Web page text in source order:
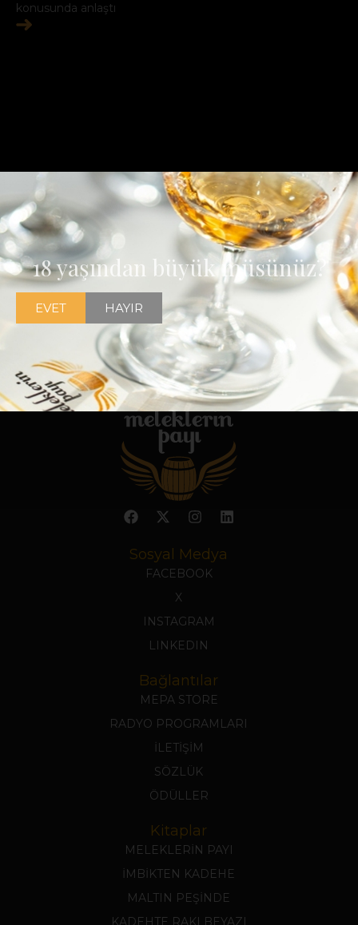
konusunda anlaştı
Sosyal Medya
FACEBOOK
X
INSTAGRAM
LINKEDIN
Bağlantılar
MEPA STORE
RADYO PROGRAMLARI
İLETİŞİM
SÖZLÜK
ÖDÜLLER
Kitaplar
MELEKLERİN PAYI
İMBİKTEN KADEHE
MALTIN PEŞİNDE
KADEHTE RAKI BEYAZI
18 yaşından büyük müsünüz?
EVET HAYIR